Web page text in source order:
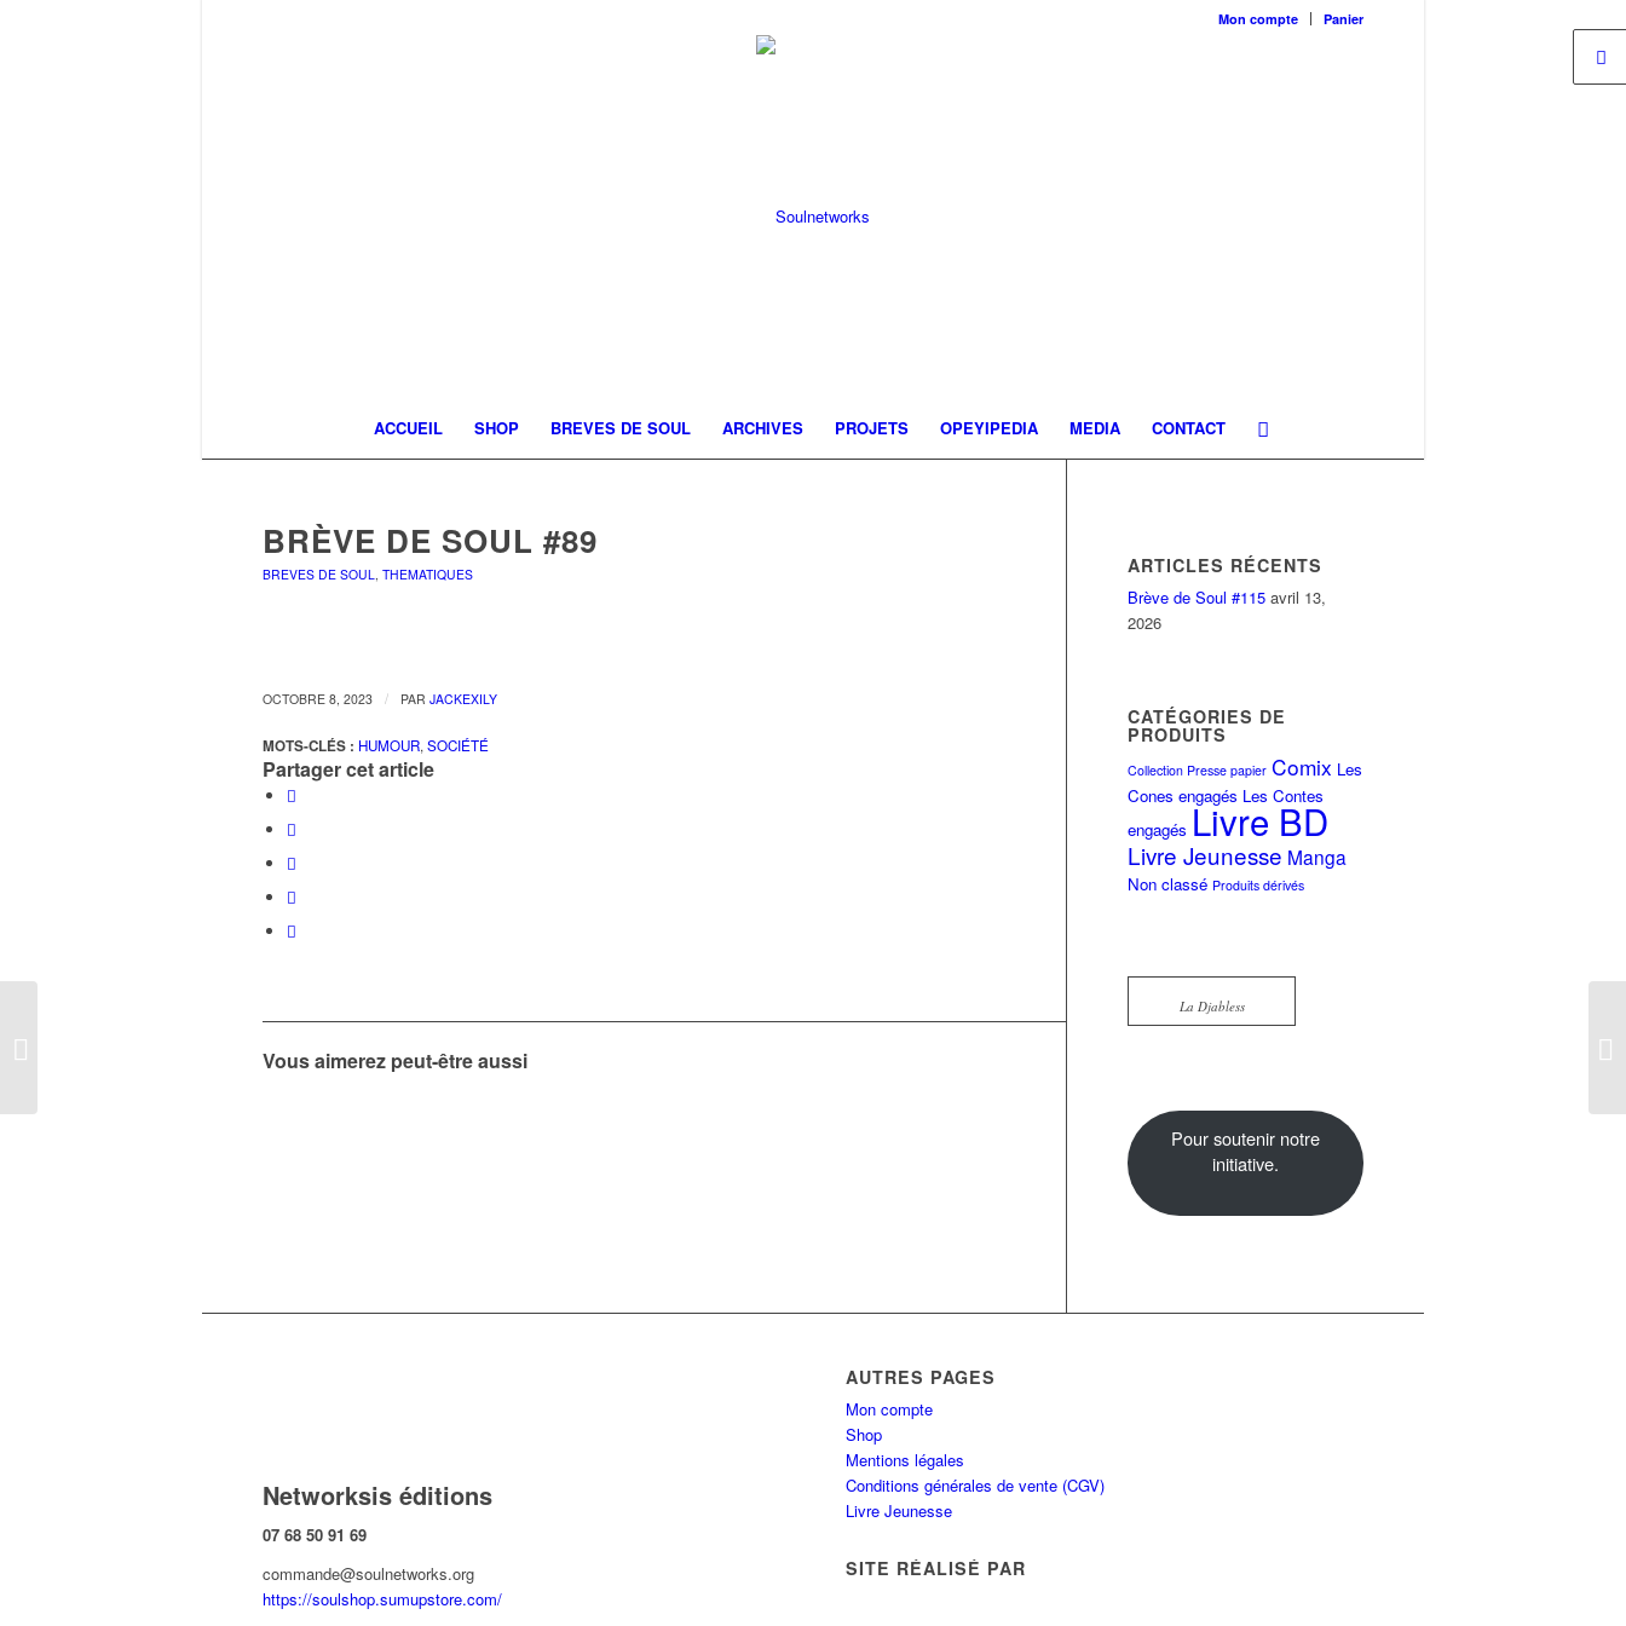
Mon compte Panier
ACCUEIL SHOP BREVES DE SOUL ARCHIVES PROJETS OPEYIPEDIA MEDIA CONTACT
BRÈVE DE SOUL #89
BREVES DE SOUL, THEMATIQUES
OCTOBRE 8, 2023 / PAR JACKEXILY
MOTS-CLÉS : HUMOUR, SOCIÉTÉ
Partager cet article
Vous aimerez peut-être aussi
ARTICLES RÉCENTS
Brève de Soul #115 avril 13,
2026
CATÉGORIES DE
PRODUITS
Collection Presse papier Comix Les
Cones engagés Les Contes
engagés Livre BD
Livre Jeunesse Manga
Non classé Produits dérivés
La Djabless
Pour soutenir notre
initiative.
Networksis éditions
07 68 50 91 69
commande@soulnetworks.org
https://soulshop.sumupstore.com/
AUTRES PAGES
Mon compte
Shop
Mentions légales
Conditions générales de vente (CGV)
Livre Jeunesse
SITE RÉALISÉ PAR